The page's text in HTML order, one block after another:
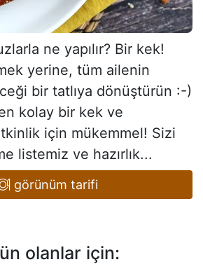
ne yapılır? Bir kek!
yerine, tüm ailenin
bir tatlıya dönüştürün :-)
kolay bir kek ve
için mükemmel! Sizi
listemiz ve hazırlık...
görünüm tarifi
olanlar için: